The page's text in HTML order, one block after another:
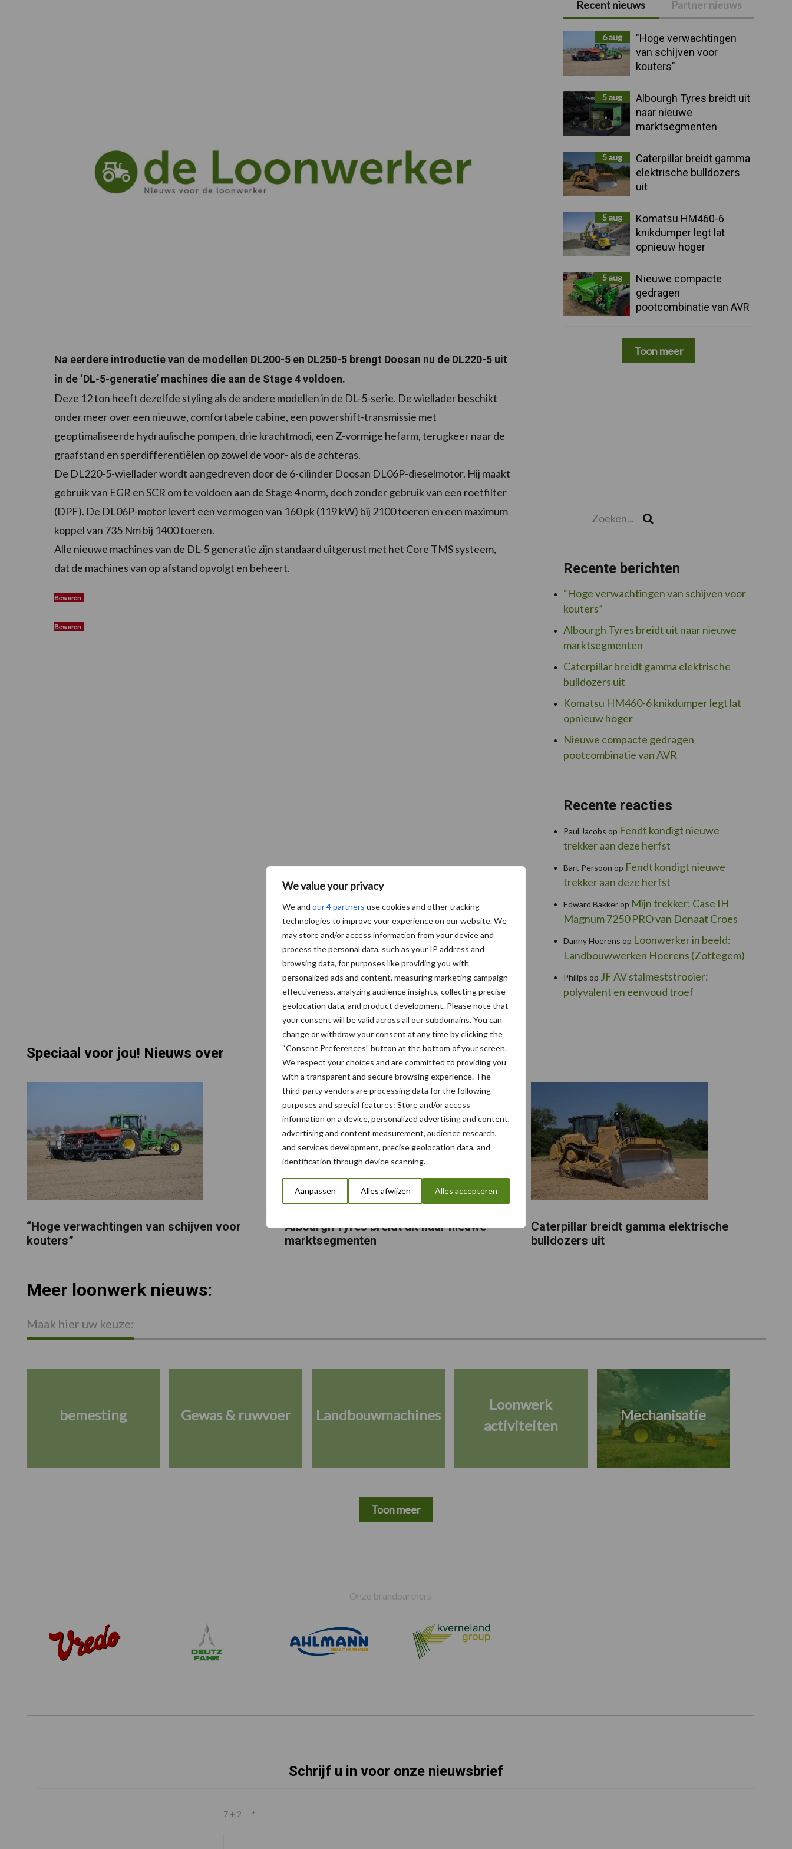
We value your privacy
We and our 4 partners use cookies and other tracking
technologies to improve your experience on our website. We
may store and/or access information from your device and
process the personal data, such as your IP address and
browsing data, for purposes like providing you with
personalized ads and content, measuring marketing campaign
effectiveness, analyzing audience insights, collecting precise
geolocation data, and product development. Please note that
your consent will be valid across all our subdomains. You can
change or withdraw your consent at any time by clicking the
“Consent Preferences” button at the bottom of your screen.
We respect your choices and are committed to providing you
with a transparent and secure browsing experience. The
third-party vendors are processing data for the following
purposes and special features: Store and/or access
information on a device, personalized advertising and content,
advertising and content measurement, audience research,
and services development, precise geolocation data, and
identification through device scanning.
Aanpassen Alles afwijzen Alles accepteren
Na eerdere introductie van de modellen DL200-5 en DL250-5 brengt Doosan nu de DL220-5 uit
in de ‘DL-5-generatie’ machines die aan de Stage 4 voldoen.
Deze 12 ton heeft dezelfde styling als de andere modellen in de DL-5-serie. De wiellader beschikt
onder meer over een nieuwe, comfortabele cabine, een powershift-transmissie met
geoptimaliseerde hydraulische pompen, drie krachtmodi, een Z-vormige hefarm, terugkeer naar de
graafstand en sperdifferentiëlen op zowel de voor- als de achteras.
De DL220-5-wiellader wordt aangedreven door de 6-cilinder Doosan DL06P-dieselmotor. Hij maakt
gebruik van EGR en SCR om te voldoen aan de Stage 4 norm, doch zonder gebruik van een roetfilter
(DPF). De DL06P-motor levert een vermogen van 160 pk (119 kW) bij 2100 toeren en een maximum
koppel van 735 Nm bij 1400 toeren.
Alle nieuwe machines van de DL-5 generatie zijn standaard uitgerust met het Core TMS systeem,
dat de machines van op afstand opvolgt en beheert.
Bewaren
Bewaren
Primaire
Sidebar
Recent nieuws Partner nieuws
6 aug
"Hoge verwachtingen
van schijven voor
kouters"
5 aug
Albourgh Tyres breidt uit
naar nieuwe
marktsegmenten
5 aug
Caterpillar breidt gamma
elektrische bulldozers
uit
5 aug
Komatsu HM460-6
knikdumper legt lat
opnieuw hoger
5 aug
Nieuwe compacte
gedragen
pootcombinatie van AVR
Toon meer
Recente berichten
“Hoge verwachtingen van schijven voor
kouters”
Albourgh Tyres breidt uit naar nieuwe
marktsegmenten
Caterpillar breidt gamma elektrische
bulldozers uit
Komatsu HM460-6 knikdumper legt lat
opnieuw hoger
Nieuwe compacte gedragen
pootcombinatie van AVR
Recente reacties
Paul Jacobs op Fendt kondigt nieuwe
trekker aan deze herfst
Bart Persoon op Fendt kondigt nieuwe
trekker aan deze herfst
Edward Bakkerop Mijn trekker: Case IH
Magnum 7250 PRO van Donaat Croes
Danny Hoerens op Loonwerker in beeld:
Landbouwwerken Hoerens (Zottegem)
Philips op JF AV stalmeststrooier:
polyvalent en eenvoud troef
Speciaal voor jou! Nieuws over
“Hoge verwachtingen van schijven voor
kouters”
Albourgh Tyres breidt uit naar nieuwe
marktsegmenten
Caterpillar breidt gamma elektrische
bulldozers uit
Meer loonwerk nieuws:
Maak hier uw keuze:
bemesting Gewas & ruwvoer Landbouwmachines
Loonwerk
activiteiten
Mechanisatie
Toon meer
Onze brandpartners
Schrijf u in voor onze nieuwsbrief
7 + 2 = *